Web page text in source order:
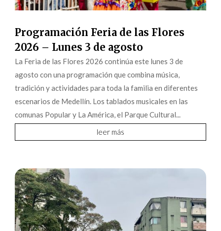
Programación Feria de las Flores
2026 – Lunes 3 de agosto
La Feria de las Flores 2026 continúa este lunes 3 de
agosto con una programación que combina música,
tradición y actividades para toda la familia en diferentes
escenarios de Medellín. Los tablados musicales en las
comunas Popular y La América, el Parque Cultural...
leer más